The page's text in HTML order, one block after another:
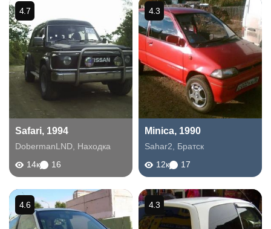
Safari, 1994
DobermanLND Находка
14к
16
4.7
Minica, 1990
Sahar2
Братск
12к
17
4.3
4.6 4.3